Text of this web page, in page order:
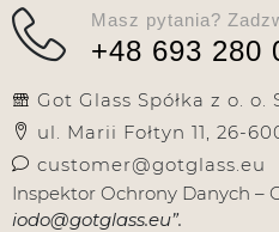
Masz pytania?
+48 693 280
Got Glass Spółka z o.
ul. Marii Fołtyn 11, 26-
customer@gotglass.eu
Inspektor Ochrony Danych –
iodo@gotglass.eu”.